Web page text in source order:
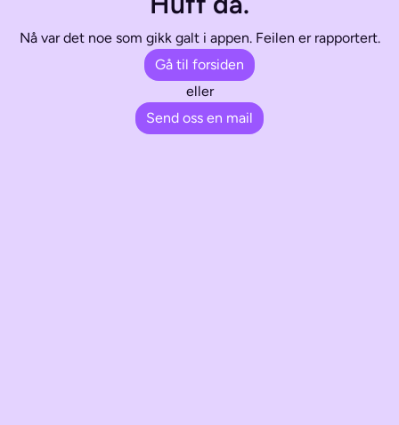
Nå var det noe som gikk galt i appen. Feilen er rapportert.
Gå til forsiden
eller
Send oss en mail